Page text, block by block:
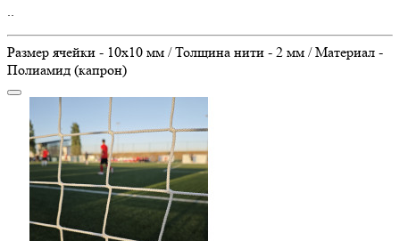
..
Размер ячейки - 10х10 мм / Толщина нити - 2 мм / Материал -
Полиамид (капрон)